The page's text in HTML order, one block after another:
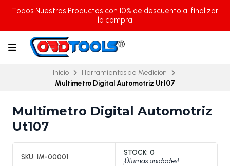
Todos Nuestros Productos con 10% de descuento al finalizar
la compra
Inicio
Herramientas de Medicion
Multimetro Digital Automotriz Ut107
Multimetro Digital Automotriz
Ut107
SKU: IM-00001
STOCK: 0
¡Últimas unidades!